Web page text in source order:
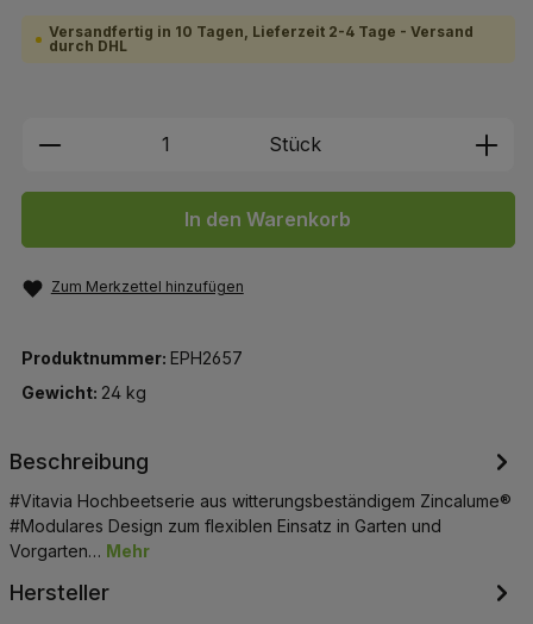
Versandfertig in 10 Tagen, Lieferzeit 2-4 Tage - Versand
durch DHL
Produkt Anzahl: Gib den
Stück
In den Warenkorb
Zum Merkzettel hinzufügen
Produktnummer: EPH2657
Gewicht: 24 kg
Beschreibung
#Vitavia Hochbeetserie aus witterungsbeständigem Zincalume®
#Modulares Design zum flexiblen Einsatz in Garten und
Vorgarten… Mehr
Hersteller